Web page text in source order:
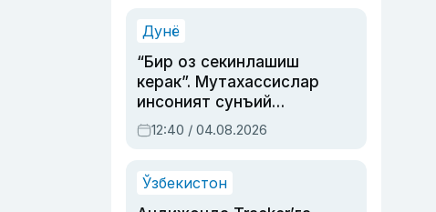
синовларга тўла ҳаёти
Дунё
“Бир оз секинлашиш
керак”. Мутахассислар
инсоният сунъий
интеллектни бошқара
олмай қолишидан
12:40 / 04.08.2026
Ўзбекистон